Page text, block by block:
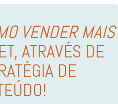
VENDER MAIS
ATRAVÉS DE
DE